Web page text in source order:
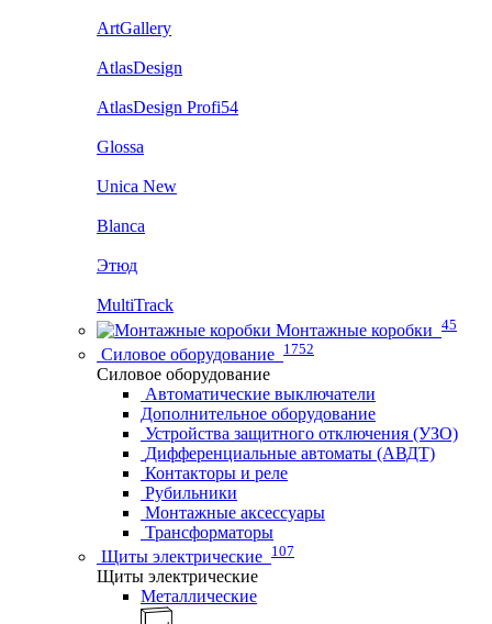
ArtGallery
AtlasDesign
AtlasDesign Profi54
Glossa
Unica New
Blanca
Этюд
MultiTrack
Монтажные коробки 45
Силовое оборудование 1752
Силовое оборудование
Автоматические выключатели
Дополнительное оборудование
Устройства защитного отключения (УЗО)
Дифференциальные автоматы (АВДТ)
Контакторы и реле
Рубильники
Монтажные аксессуары
Трансформаторы
Щиты электрические 107
Щиты электрические
Металлические